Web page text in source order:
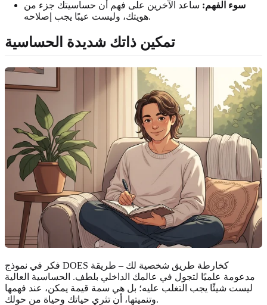
سوء الفهم: ساعد الآخرين على فهم أن حساسيتك جزء من
هويتك، وليست عيبًا يجب إصلاحه.
تمكين ذاتك شديدة الحساسية
فكر في نموذج DOES كخارطة طريق شخصية لك – طريقة
مدعومة علميًا لتجول في عالمك الداخلي بلطف. الحساسية العالية
ليست شيئًا يجب التغلب عليه؛ بل هي سمة قيمة يمكن، عند فهمها
وتنميتها، أن تثري حياتك وحياة من حولك.